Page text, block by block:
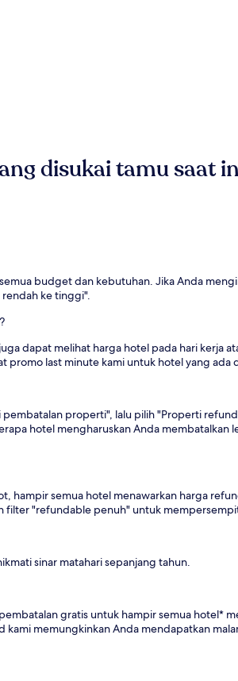
disukai tamu saat
budget dan kebutuhan. Jika Anda
ke tinggi".
dapat melihat harga hotel pada hari kerja
promo last minute kami untuk hotel yang ada
properti", lalu pilih "Properti
hotel mengharuskan Anda membatalkan
hampir semua hotel menawarkan harga
filter "refundable penuh" untuk
sinar matahari sepanjang tahun.
gratis untuk hampir semua hotel*
memungkinkan Anda mendapatkan